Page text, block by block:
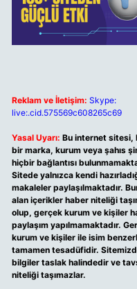
Reklam ve İletişim: Skype:
live:.cid.575569c608265c69
Yasal Uyarı: Bu internet sitesi,
bir marka, kurum veya şahıs
hiçbir bağlantısı
Sitede yalnızca kendi
makaleler paylaşılmaktadır.
alan içerikler haber niteliği
olup, gerçek kurum ve kişiler
paylaşım yapılmamaktadır.
kurum ve kişiler ile isim
tamamen tesadüfidir.
bilgiler taslak halindedir ve
niteliği taşımazlar.